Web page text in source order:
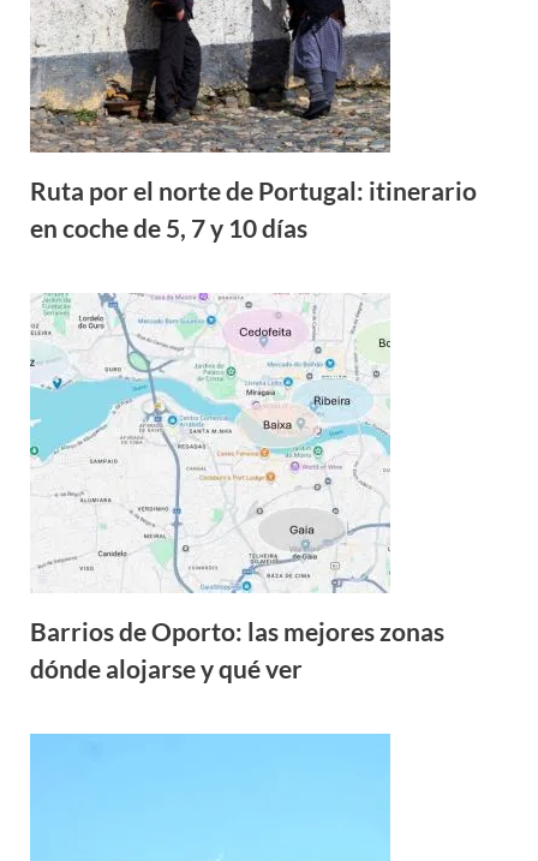
Ruta por el norte de Portugal: itinerario
en coche de 5, 7 y 10 días
Barrios de Oporto: las mejores zonas
dónde alojarse y qué ver